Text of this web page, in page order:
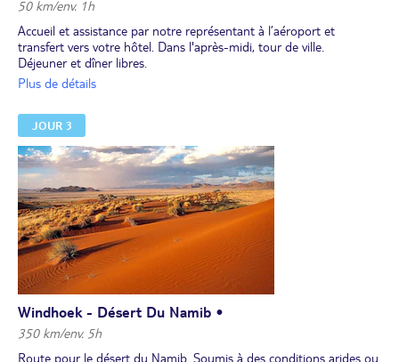
50 km/env. 1h
Accueil et assistance par notre représentant à l’aéroport et
transfert vers votre hôtel. Dans l'après-midi, tour de ville.
Déjeuner et dîner libres.
Nuit à l'hôtel.
Plus de détails
JOUR 3
Windhoek - Désert Du Namib •
350 km/env. 5h
Route pour le désert du Namib. Soumis à des conditions arides ou